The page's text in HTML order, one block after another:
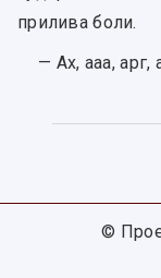
прилива боли.
— Ах, ааа, арг,
©